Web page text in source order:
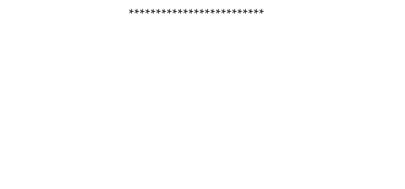
*************************